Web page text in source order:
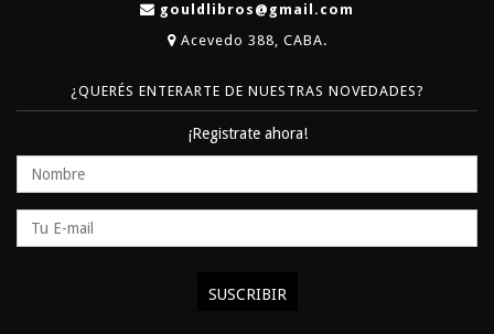
gouldlibros@gmail.com
Acevedo 388, CABA.
¿QUERÉS ENTERARTE DE NUESTRAS NOVEDADES?
¡Registrate ahora!